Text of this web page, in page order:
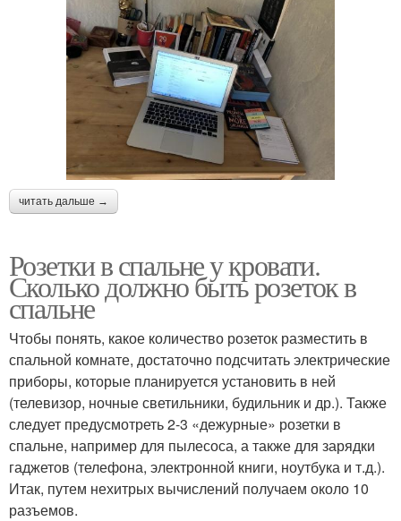
читать дальше →
Розетки в спальне у кровати.
Сколько должно быть розеток в
спальне
Чтобы понять, какое количество розеток разместить в
спальной комнате, достаточно подсчитать электрические
приборы, которые планируется установить в ней
(телевизор, ночные светильники, будильник и др.). Также
следует предусмотреть 2-3 «дежурные» розетки в
спальне, например для пылесоса, а также для зарядки
гаджетов (телефона, электронной книги, ноутбука и т.д.).
Итак, путем нехитрых вычислений получаем около 10
разъемов.